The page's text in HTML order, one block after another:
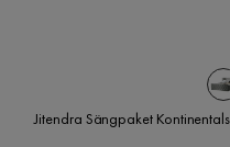
Jitendra Sängpaket